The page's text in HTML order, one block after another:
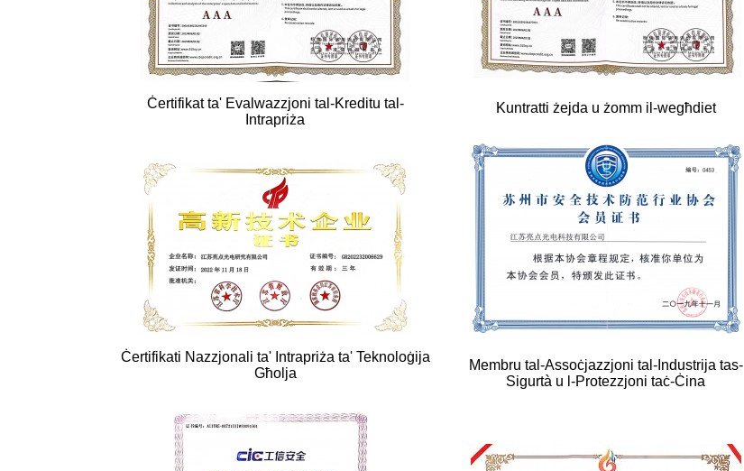
Ċertifikat ta' Evalwazzjoni tal-Kreditu tal-
Intrapriża
Ċertifikati Nazzjonali ta' Intrapriża ta' Teknoloġija
Għolja
Kuntratti żejda u żomm il-wegħdiet
Membru tal-Assoċjazzjoni tal-Industrija tas-
Sigurtà u l-Protezzjoni taċ-Ċina